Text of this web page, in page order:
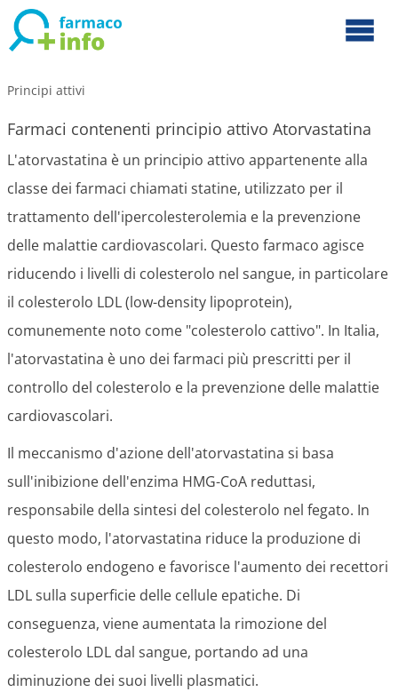
Principi attivi
Farmaci contenenti principio attivo Atorvastatina
L'atorvastatina è un principio attivo appartenente alla
classe dei farmaci chiamati statine, utilizzato per il
trattamento dell'ipercolesterolemia e la prevenzione
delle malattie cardiovascolari. Questo farmaco agisce
riducendo i livelli di colesterolo nel sangue, in particolare
il colesterolo LDL (low-density lipoprotein),
comunemente noto come "colesterolo cattivo". In Italia,
l'atorvastatina è uno dei farmaci più prescritti per il
controllo del colesterolo e la prevenzione delle malattie
cardiovascolari.
Il meccanismo d'azione dell'atorvastatina si basa
sull'inibizione dell'enzima HMG-CoA reduttasi,
responsabile della sintesi del colesterolo nel fegato. In
questo modo, l'atorvastatina riduce la produzione di
colesterolo endogeno e favorisce l'aumento dei recettori
LDL sulla superficie delle cellule epatiche. Di
conseguenza, viene aumentata la rimozione del
colesterolo LDL dal sangue, portando ad una
diminuzione dei suoi livelli plasmatici.